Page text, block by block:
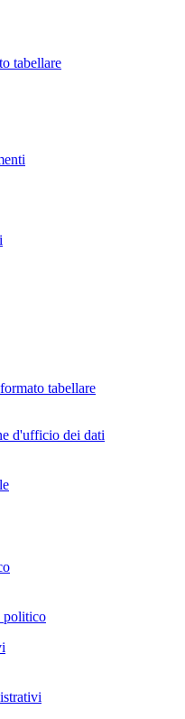
tabellare
tabellare
d'ufficio dei dati
politico